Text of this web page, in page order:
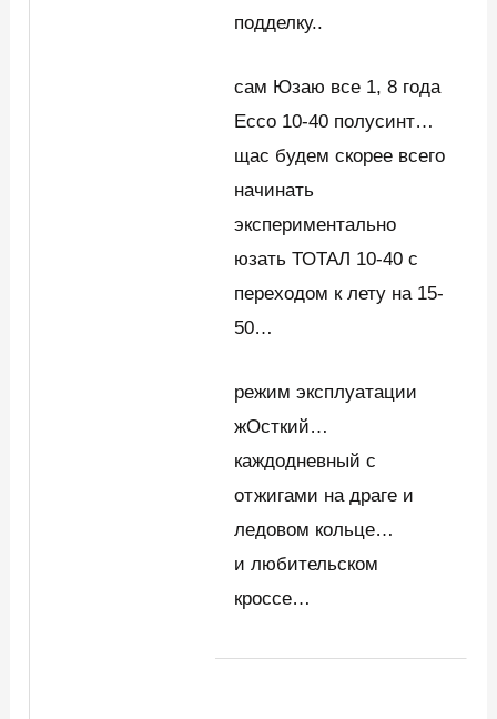
подделку..
сам Юзаю все 1, 8 года
Ессо 10-40 полусинт…
щас будем скорее всего
начинать
экспериментально
юзать ТОТАЛ 10-40 с
переходом к лету на 15-
50…
режим эксплуатации
жОсткий…
каждодневный с
отжигами на драге и
ледовом кольце…
и любительском
кроссе…